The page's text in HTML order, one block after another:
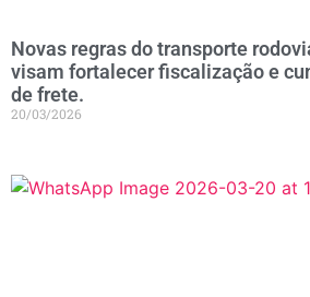
Novas regras do transporte
visam fortalecer fiscalização e
de frete.
20/03/2026